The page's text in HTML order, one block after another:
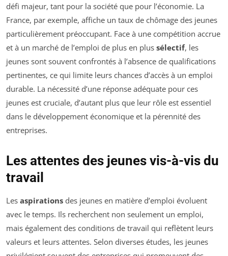
défi majeur, tant pour la société que pour l’économie. La
France, par exemple, affiche un taux de chômage des jeunes
particulièrement préoccupant. Face à une compétition accrue
et à un marché de l’emploi de plus en plus sélectif, les
jeunes sont souvent confrontés à l’absence de qualifications
pertinentes, ce qui limite leurs chances d’accès à un emploi
durable. La nécessité d’une réponse adéquate pour ces
jeunes est cruciale, d’autant plus que leur rôle est essentiel
dans le développement économique et la pérennité des
entreprises.
Les attentes des jeunes vis-à-vis du
travail
Les aspirations des jeunes en matière d’emploi évoluent
avec le temps. Ils recherchent non seulement un emploi,
mais également des conditions de travail qui reflètent leurs
valeurs et leurs attentes. Selon diverses études, les jeunes